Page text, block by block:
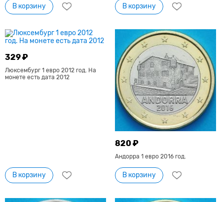
В корзину В корзину
329 ₽
Люксембург 1 евро 2012 год. На
монете есть дата 2012
В корзину
820 ₽
Андорра 1 евро 2016 год.
В корзину